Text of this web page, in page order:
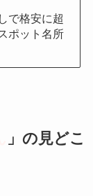
で格安に超
ポット名所
」の 見どこ